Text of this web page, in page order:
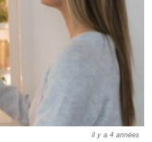
il y a 4 années